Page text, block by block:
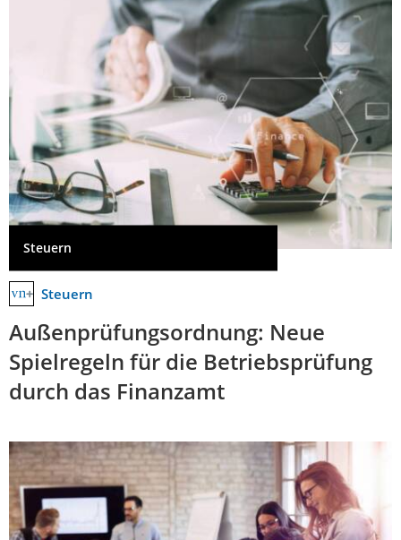
Steuern
Steuern
Außenprüfungsordnung: Neue
Spielregeln für die Betriebsprüfung
durch das Finanzamt